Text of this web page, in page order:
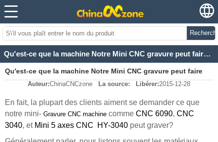
Qu'est-ce que la machine Notre Mini CNC gravure peut faire exactement?
Qu'est-ce que la machine Notre Mini CNC gravure peut faire
exactement?
Auteur:ChinaCNCzone La source: Libérer:2015-12-28
En fait, la plupart des clients aiment se demander ce que
notre mini- Gravure CNC machine comme CNC 6090, CNC
3040, et Mini 5 axes CNC HY-3040 peut graver?